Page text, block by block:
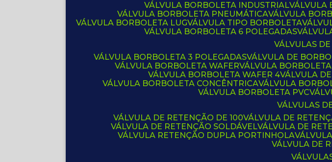
VÁLVULA BORBOLETA INDUSTRIAL
VÁLVULA BORBOLETA PNEUMÁTICA VÁLVULA
VÁLVULA BORBOLETA LUG VÁLVULA TIPO BORBOLETA
VÁLVULA BORBOLETA 6 POLEGADAS
VÁLVULAS
VÁLVULA BORBOLETA 3 POLEGADAS VÁLVULA DE
VÁLVULA BORBOLETA WAFER VÁLVULA
VÁLVULA BORBOLETA WAFER 4 VÁLVULA
VÁLVULA BORBOLETA CONCÊNTRICA VÁLVULA
VÁLVULA BORBOLETA PVC
VÁLVULAS
VÁLVULA DE RETENÇÃO DE 100 VÁLVULA DE
VÁLVULA DE RETENÇÃO SOLDÁVEL VÁLVULA DE
VÁLVULA RETENÇÃO DUPLA PORTINHOLA
VÁLVULA DE